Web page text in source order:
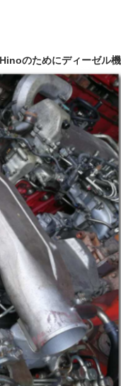
のためにディーゼル